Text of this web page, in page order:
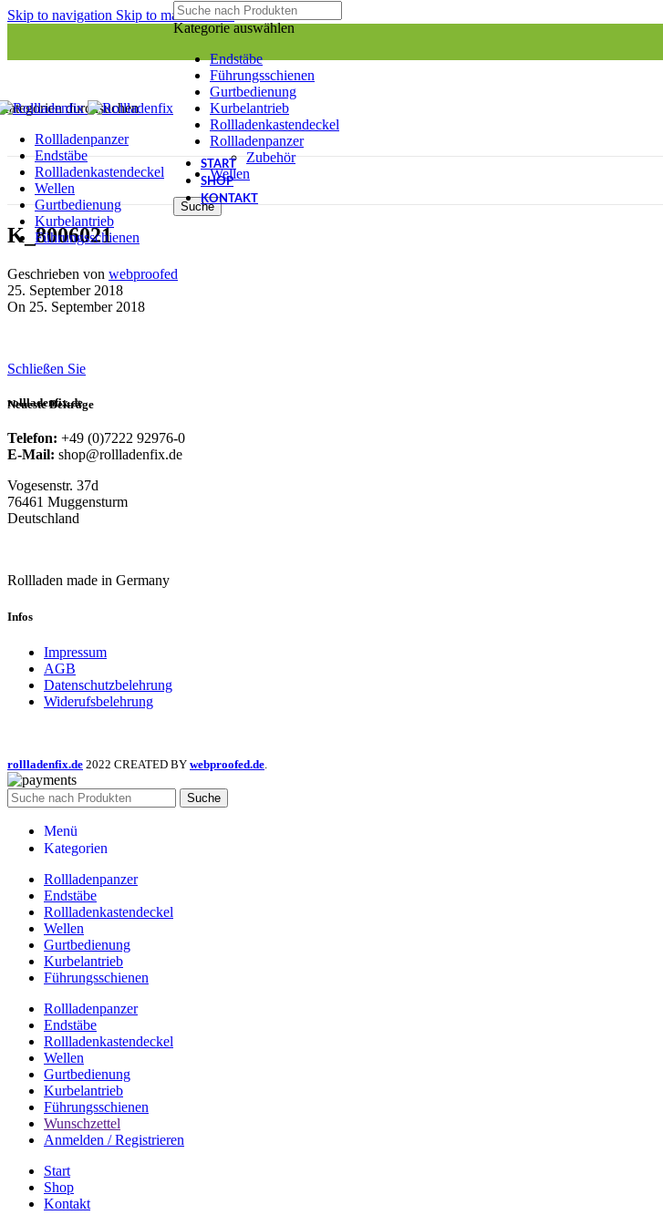
Skip to navigation Skip to main content
Kategorie auswählen
Endstäbe
Führungsschienen
Gurtbedienung
Kurbelantrieb
Rollladenkastendeckel
Rollladenpanzer
Zubehör
Wellen
Suche
durchsuchen
Rollladenpanzer
Endstäbe
Rollladenkastendeckel
Wellen
Gurtbedienung
Kurbelantrieb
Führungsschienen
START
SHOP
KONTAKT
K_8006021
Geschrieben von webproofed
25. September 2018
On 25. September 2018
Schließen Sie
Neueste Beiträge
rollladenfix.de
Telefon: +49 (0)7222 92976-0
E-Mail: shop@rollladenfix.de
Vogesenstr. 37d
76461 Muggensturm
Deutschland
Rollladen made in Germany
Infos
Impressum
AGB
Datenschutzbelehrung
Widerufsbelehrung
rollladenfix.de 2022 CREATED BY webproofed.de
Suche
Menü
Kategorien
Rollladenpanzer
Endstäbe
Rollladenkastendeckel
Wellen
Gurtbedienung
Kurbelantrieb
Führungsschienen
Rollladenpanzer
Endstäbe
Rollladenkastendeckel
Wellen
Gurtbedienung
Kurbelantrieb
Führungsschienen
Wunschzettel
Anmelden / Registrieren
Start
Shop
Kontakt